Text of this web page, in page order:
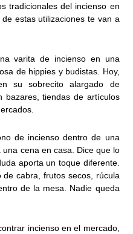
tradicionales del incienso en
estas utilizaciones te van a
varita de incienso en una
de hippies y budistas. Hoy,
su sobrecito alargado de
bazares, tiendas de artículos
de incienso dentro de una
cena en casa. Dice que lo
aporta un toque diferente.
cabra, frutos secos, rúcula
de la mesa. Nadie queda
incienso en el mercado,